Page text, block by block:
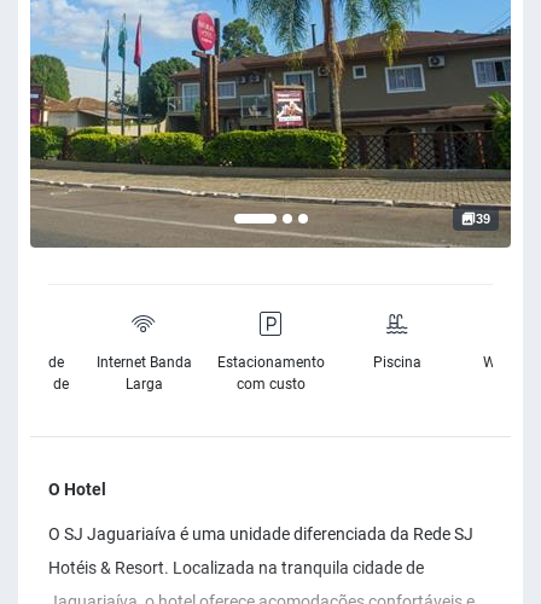
39
de
Internet Banda
Larga
Estacionamento
com custo
Piscina Wifi
O Hotel
O SJ Jaguariaíva é uma unidade diferenciada da Rede SJ
Hotéis & Resort. Localizada na tranquila cidade de